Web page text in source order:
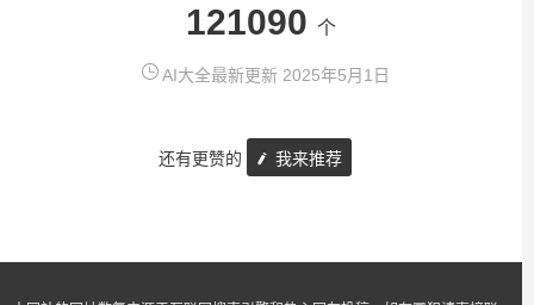
121090 个
AI大全最新更新 2025年5月1日
还有更赞的 我来推荐